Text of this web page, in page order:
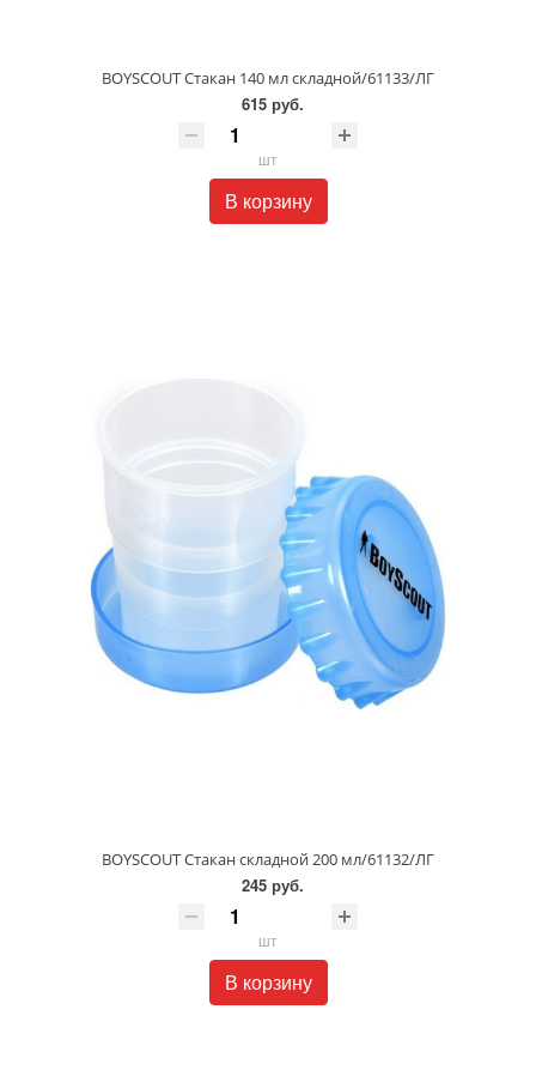
BOYSCOUT Стакан 140 мл складной/61133/ЛГ
615 руб.
шт
В корзину
BOYSCOUT Стакан складной 200 мл/61132/ЛГ
245 руб.
шт
В корзину